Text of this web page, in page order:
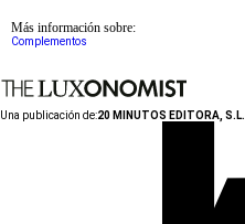
Más información sobre:
Complementos
Una publicación de:20 MINUTOS EDITORA, S.L.